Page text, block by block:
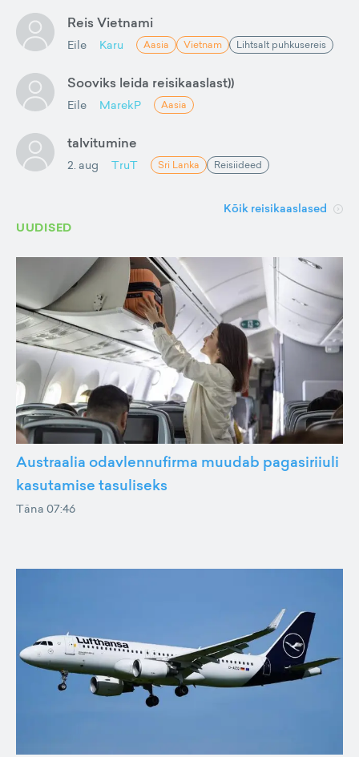
Reis Vietnami
Eile Karu Aasia Vietnam Lihtsalt puhkusereis
Sooviks leida reisikaaslast))
Eile MarekP Aasia
talvitumine
2. aug TruT Sri Lanka Reisiideed
Kõik reisikaaslased
UUDISED
Austraalia odavlennufirma muudab pagasiriiuli
kasutamise tasuliseks
Täna 07:46